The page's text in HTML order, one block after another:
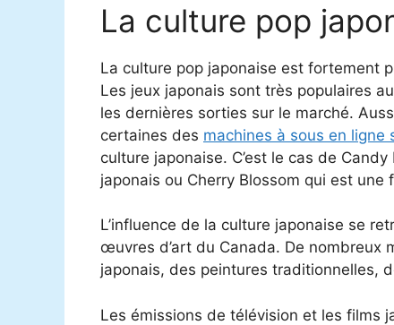
La culture pop
La culture pop japonaise est fortement
Les jeux japonais sont très populaires
les dernières sorties sur le marché.
certaines des machines à sous en ligne
culture japonaise. C’est le cas de
japonais ou Cherry Blossom qui est
L’influence de la culture japonaise se
œuvres d’art du Canada. De nombreux
japonais, des peintures traditionnelles,
Les émissions de télévision et les films